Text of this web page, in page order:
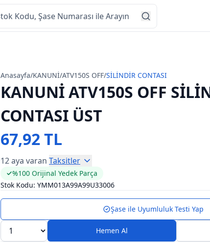
Anasayfa/KANUNİ/ATV150S OFF/SİLİNDİR CONTASI
KANUNİ ATV150S OFF
CONTASI ÜST
67,92 TL
12 aya varan Taksitler
%100 Orijinal Yedek Parça
Stok Kodu: YMM013A99A99U33006
Şase ile Uyumluluk Testi Yap
Hemen Al